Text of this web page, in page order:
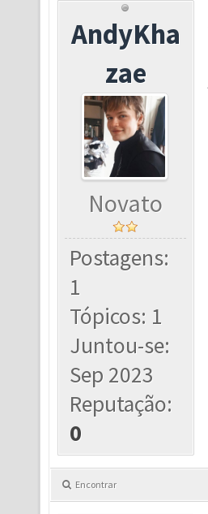
AndyKha
zae
Novato
Postagens:
1
Tópicos: 1
Juntou-se:
Sep 2023
Reputação:
0
Encontrar